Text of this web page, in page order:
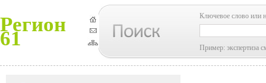
Регион
61
Ключевое слово или
Пример: экспертиза